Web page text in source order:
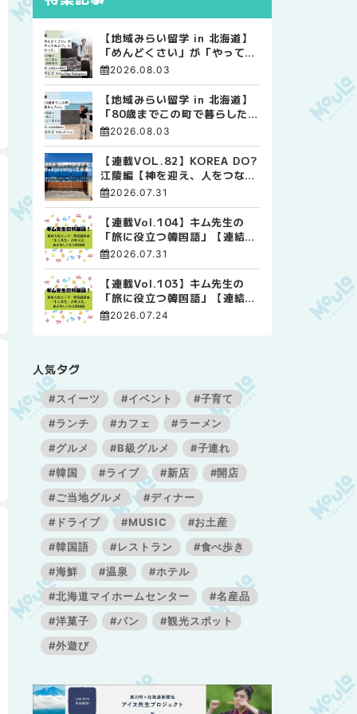
【地域みらい留学 in 北海道】
「めんどくさい」が「やってみ
よう」に変わった。 十勝の風
自由な高校生活
2026.08.03
【地域みらい留学 in 北海道】
「80歳までこの町で暮らした
い」 標津高校で踏み出した、
2026.08.03
【連載VOL.82】KOREA DO?
江陵編【神を迎え、人をつなぐ
時間 ― 江陵端午祭 】
2026.07.31
【連載Vol.104】キム先生の
「旅に役立つ韓国語」【連結語
尾について その4】
2026.07.31
【連載Vol.103】キム先生の
「旅に役立つ韓国語」【連結語
尾について その3】
2026.07.24
人気タグ
#スイーツ #イベント
#子育て
#ランチ
#カフェ
#ラーメン
#グルメ
#B級グルメ
#子連れ
#韓国
#ライブ #新店
#開店
#ご当地グルメ
#ディナー
#ドライブ
#MUSIC
#お土産
#韓国語
#レストラン
#食べ歩き
#海鮮
#温泉
#ホテル
#北海道マイホームセンター
#名産品
#洋菓子
#パン
#観光スポット
#外遊び